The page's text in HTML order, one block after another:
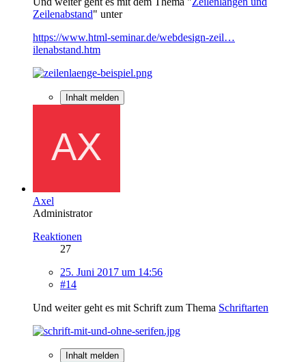
Zeilenabstand" unter
https://www.html-seminar.de/webdesign-zeil…
ilenabstand.htm
Inhalt melden
Axel
Administrator
Reaktionen
27
25. Juni 2017 um 14:56
#14
Und weiter geht es mit Schrift zum Thema Schriftarten
Inhalt melden